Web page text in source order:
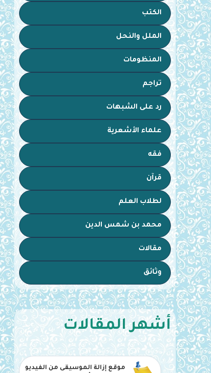
الكتب
الملل والنحل
المنظومات
تراجم
رد على الشبهات
علماء الأشعرية
فقه
قرآن
لطلاب العلم
محمد بن شمس الدين
مقالات
وثائق
أشهر المقالات
موقع إزالة الموسيقى من الفيديو